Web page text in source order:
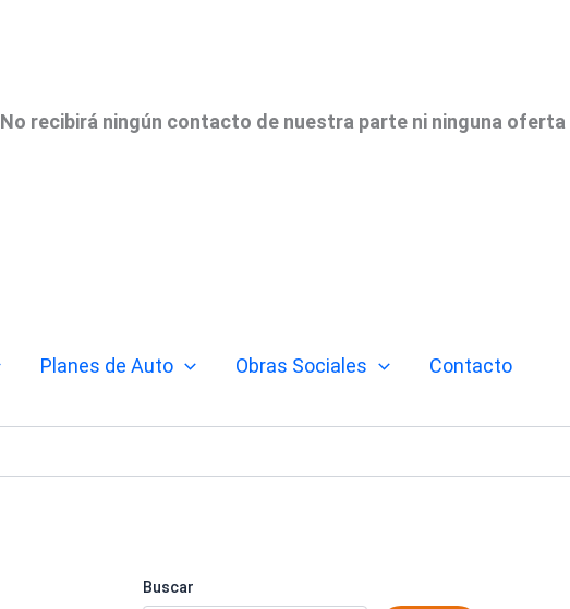
No recibirá ningún contacto de nuestra parte ni ninguna oferta
Planes de Auto Obras Sociales Contacto
Buscar